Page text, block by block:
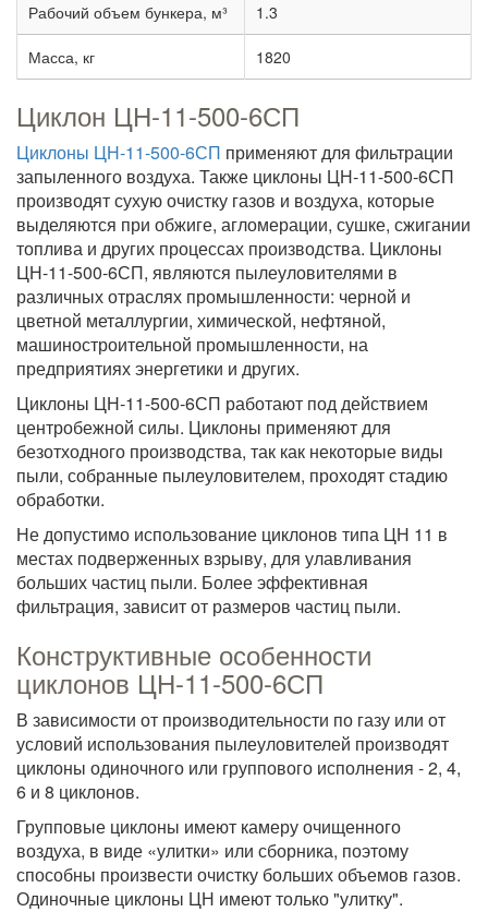
Рабочий объем бункера, м³ 1.3
Масса, кг 1820
Циклон ЦН-11-500-6СП
Циклоны ЦН-11-500-6СП применяют для фильтрации
запыленного воздуха. Также циклоны ЦН-11-500-6СП
производят сухую очистку газов и воздуха, которые
выделяются при обжиге, агломерации, сушке, сжигании
топлива и других процессах производства. Циклоны
ЦН-11-500-6СП, являются пылеуловителями в
различных отраслях промышленности: черной и
цветной металлургии, химической, нефтяной,
машиностроительной промышленности, на
предприятиях энергетики и других.
Циклоны ЦН-11-500-6СП работают под действием
центробежной силы. Циклоны применяют для
безотходного производства, так как некоторые виды
пыли, собранные пылеуловителем, проходят стадию
обработки.
Не допустимо использование циклонов типа ЦН 11 в
местах подверженных взрыву, для улавливания
больших частиц пыли. Более эффективная
фильтрация, зависит от размеров частиц пыли.
Конструктивные особенности
циклонов ЦН-11-500-6СП
В зависимости от производительности по газу или от
условий использования пылеуловителей производят
циклоны одиночного или группового исполнения - 2, 4,
6 и 8 циклонов.
Групповые циклоны имеют камеру очищенного
воздуха, в виде «улитки» или сборника, поэтому
способны произвести очистку больших объемов газов.
Одиночные циклоны ЦН имеют только "улитку".